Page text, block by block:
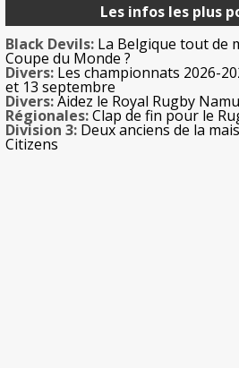
Les infos les plus
Black Devils: La Belgique tout de
Coupe du Monde ?
Divers: Les championnats 2026-
et 13 septembre
Divers:Aidez le Royal Rugby
Régionales:Clap de fin pour le
Division 3: Deux anciens de la
Citizens